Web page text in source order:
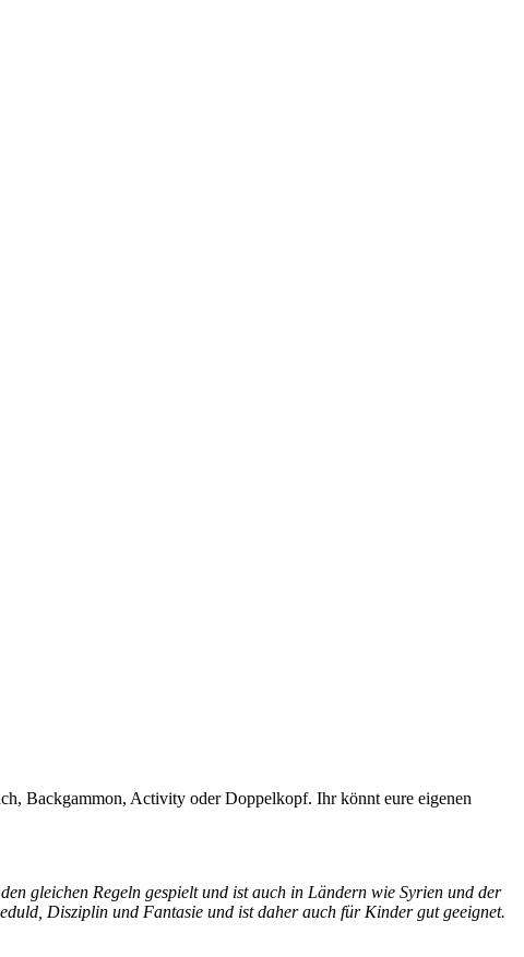
Backgammon, Activity oder Doppelkopf. Ihr könnt eure eigenen
gleichen Regeln gespielt und ist auch in Ländern wie Syrien und der
Disziplin und Fantasie und ist daher auch für Kinder gut geeignet.